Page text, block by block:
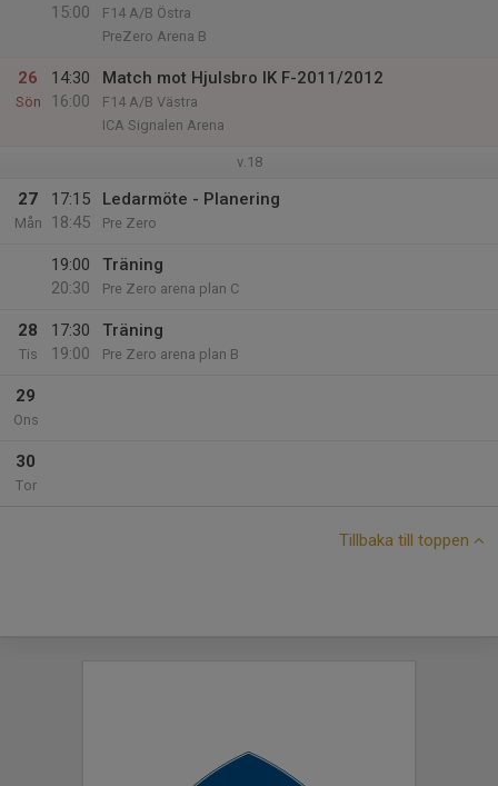
15:00
F14 A/B Östra
PreZero Arena B
26
Sön
14:30
16:00
Match mot Hjulsbro IK F-2011/2012
F14 A/B Västra
ICA Signalen Arena
v.18
27
Mån
17:15
18:45
Ledarmöte - Planering
Pre Zero
19:00
20:30
Träning
Pre Zero arena plan C
28
Tis
17:30
19:00
Träning
Pre Zero arena plan B
29
Ons
30
Tor
Tillbaka till toppen